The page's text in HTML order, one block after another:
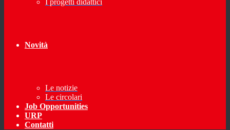
I progetti didattici
Novità
Le notizie
Le circolari
Job Opportunities
URP
Contatti